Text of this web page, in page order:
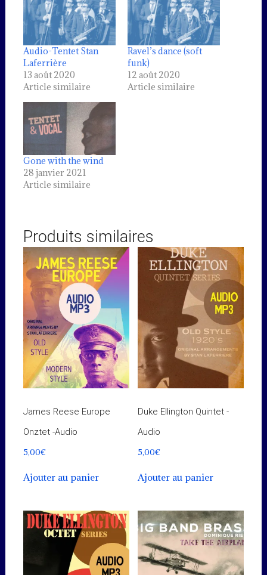
Audio-Tentet Stan
Laferrière
13 août 2020
Article similaire
Ravel’s dance (soft
funk)
12 août 2020
Article similaire
Gone with the wind
28 janvier 2021
Article similaire
Produits similaires
James Reese Europe
Onztet -Audio
5,00€
Ajouter au panier
Duke Ellington Quintet -
Audio
5,00€
Ajouter au panier